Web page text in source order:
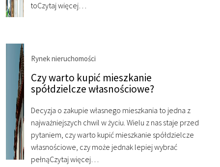
toCzytaj więcej…
Rynek nieruchomości
Czy warto kupić mieszkanie
spółdzielcze własnościowe?
Decyzja o zakupie własnego mieszkania to jedna z
najważniejszych chwil w życiu. Wielu z nas staje przed
pytaniem, czy warto kupić mieszkanie spółdzielcze
własnościowe, czy może jednak lepiej wybrać
pełnąCzytaj więcej…